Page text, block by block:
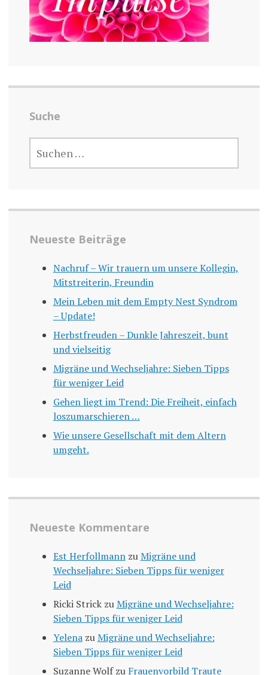
Suche
NACH:
Neueste Beiträge
Nachruf – Wir trauern um unsere Kollegin,
Mitstreiterin, Freundin
Mein Leben mit dem Empty Nest Syndrom
– Update!
Herbstfreuden – Dunkle Jahreszeit, bunt
und vielseitig
Migräne und Wechseljahre: Sieben Tipps
für weniger Leid
Gehen liegt im Trend: Die Freiheit, einfach
loszumarschieren …
Wie unsere Gesellschaft mit dem Altern
umgeht.
Neueste Kommentare
Est HerfollmannzuMigräne und
Wechseljahre: Sieben Tipps für weniger
Leid
Ricki StrickzuMigräne und Wechseljahre:
Sieben Tipps für weniger Leid
YelenazuMigräne und Wechseljahre:
Sieben Tipps für weniger Leid
Suzanne Wolfzu Frauenvorbild Traute